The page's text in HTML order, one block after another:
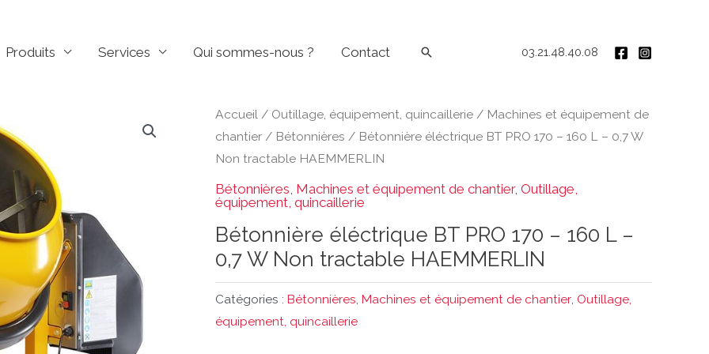
Produits Services Qui sommes-nous ? Contact Rechercher 03.21.48.40.08
Accueil / Outillage, équipement, quincaillerie / Machines et équipement de
chantier / Bétonnières / Bétonnière éléctrique BT PRO 170 – 160 L – 0,7 W
Non tractable HAEMMERLIN
Bétonnières Machines et équipement de chantier, Outillage,
équipement, quincaillerie
Bétonnière éléctrique BT PRO 170 – 160 L –
0,7 W Non tractable HAEMMERLIN
Catégories : Bétonnières, Machines et équipement de chantier, Outillage,
équipement, quincaillerie